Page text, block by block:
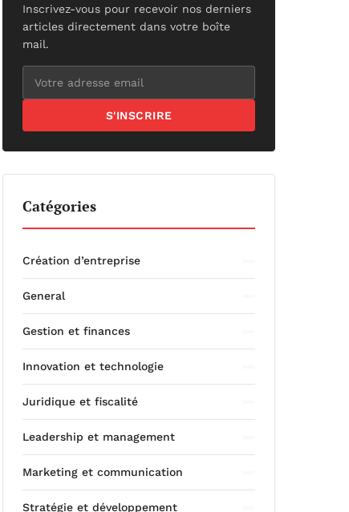
Inscrivez-vous pour recevoir nos derniers
articles directement dans votre boîte
mail.
S'INSCRIRE
Catégories
Création d’entreprise
General
Gestion et finances
Innovation et technologie
Juridique et fiscalité
Leadership et management
Marketing et communication
Stratégie et développement